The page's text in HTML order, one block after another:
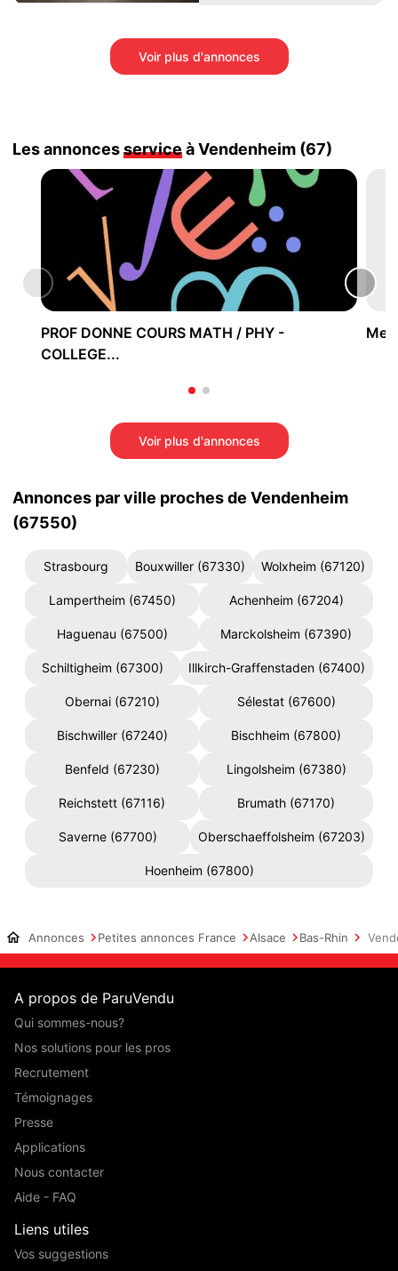
Voir plus d'annonces
Les annoncesserviceà Vendenheim (67)
PROF DONNE COURS MATH / PHY -
COLLEGE...
Voir plus d'annonces
Annonces par ville proches de Vendenheim
(67550)
Strasbourg Bouxwiller (67330) Wolxheim (67120)
Lampertheim (67450) Achenheim (67204)
Haguenau (67500) Marckolsheim (67390)
Schiltigheim (67300) Illkirch-Graffenstaden (67400)
Obernai (67210) Sélestat (67600)
Bischwiller (67240) Bischheim (67800)
Benfeld (67230) Lingolsheim (67380)
Reichstett (67116) Brumath (67170)
Saverne (67700) Oberschaeffolsheim (67203)
Hoenheim (67800)
Annonces Petites annonces France Alsace Bas-Rhin
A propos de ParuVendu
Qui sommes-nous?
Nos solutions pour les pros
Recrutement
Témoignages
Presse
Applications
Nous contacter
Aide - FAQ
Liens utiles
Vos suggestions